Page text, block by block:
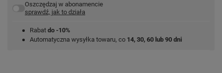
Oszczędzaj w abonamencie
sprawdź, jak to działa
Rabat do -10%
Automatyczna wysyłka towaru, co 14, 30, 60 lub 90 dni